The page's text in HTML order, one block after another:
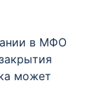
в МФО
может